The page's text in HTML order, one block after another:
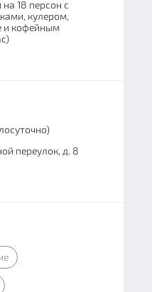
18 персон с
кулером,
и кофейным
переулок, д. 8